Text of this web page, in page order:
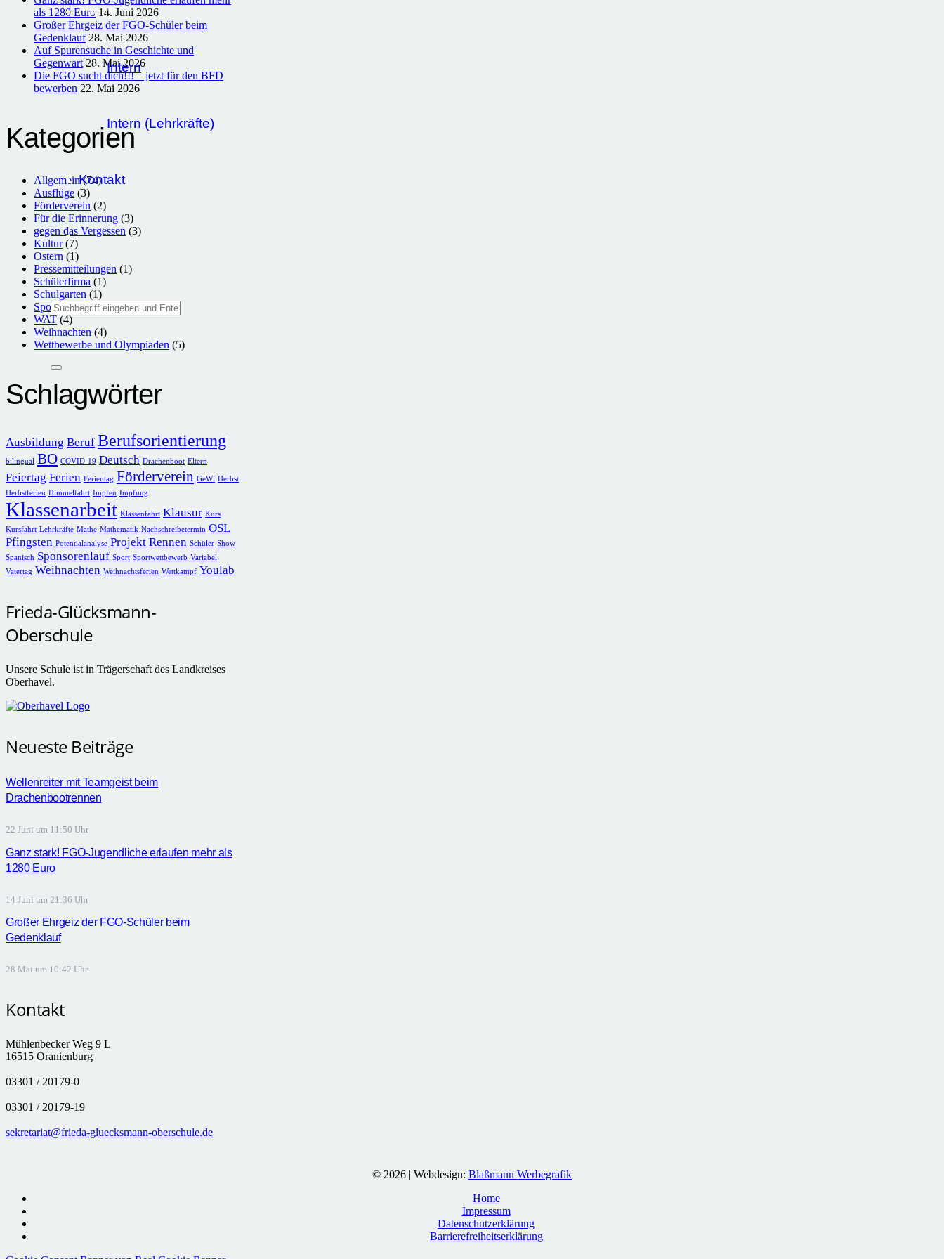
Intern
Intern
Intern (Lehrkräfte)
Kontakt
als 1280 Euro 14. Juni 2026
Großer Ehrgeiz der FGO-Schüler beim
Gedenklauf 28. Mai 2026
Auf Spurensuche in Geschichte und
Gegenwart 28. Mai 2026
Die FGO sucht dich!!! – jetzt für den BFD
bewerben 22. Mai 2026
Kategorien
Allgemein(74)
Ausflüge (3)
Förderverein (2)
Für die Erinnerung (3)
gegen das Vergessen (3)
Kultur(7)
Ostern (1)
Pressemitteilungen (1)
Schülerfirma (1)
Schulgarten (1)
Sport(12)
WAT(4)
Weihnachten (4)
Wettbewerbe und Olympiaden (5)
Schlagwörter
Ausbildung Beruf Berufsorientierung
bilingual BO COVID-19 Deutsch Drachenboot Eltern
Feiertag Ferien Ferientag Förderverein GeWi Herbst
Herbstferien Himmelfahrt Impfen Impfung
Klassenarbeit Klassenfahrt Klausur Kurs
Kursfahrt Lehrkräfte Mathe Mathematik Nachschreibetermin OSL
Pfingsten Potentialanalyse Projekt Rennen Schüler Show
Spanisch Sponsorenlauf Sport Sportwettbewerb Variabel
Vatertag Weihnachten Weihnachtsferien Wettkampf Youlab
Frieda-Glücksmann-
Oberschule
Unsere Schule ist in Trägerschaft des Landkreises
Oberhavel.
Neueste Beiträge
Wellenreiter mit Teamgeist beim
Drachenbootrennen
22 Juni um 11:50 Uhr
Ganz stark! FGO-Jugendliche erlaufen mehr als
1280 Euro
14 Juni um 21:36 Uhr
Großer Ehrgeiz der FGO-Schüler beim
Gedenklauf
28 Mai um 10:42 Uhr
Kontakt
Mühlenbecker Weg 9 L
16515 Oranienburg
03301 / 20179-0
03301 / 20179-19
sekretariat@frieda-gluecksmann-oberschule.de
© 2026 | Webdesign: Blaßmann Werbegrafik
Home
Impressum
Datenschutzerklärung
Barrierefreiheitserklärung